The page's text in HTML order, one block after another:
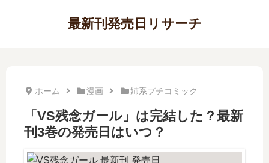
最新刊発売日リサーチ
ホーム 漫画 姉系プチコミック
「VS残念ガール」は完結した？最新
刊3巻の発売日はいつ？